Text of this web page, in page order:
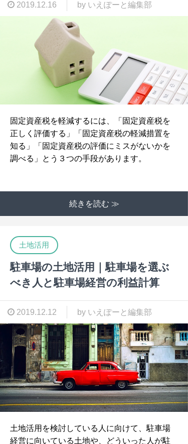
2019.12.16 by いえぽーと編集部
固定資産税を軽減するには、「固定資産税を
正しく評価する」「固定資産税の軽減措置を
知る」「固定資産税の評価にミスがないかを
調べる」とう３つの手段があります。
続きを読む ≫
土地活用
駐車場の土地活用｜駐車場を選ぶ
べき人と駐車場経営の利益計算
2019.12.12 by いえぽーと編集部
土地活用を検討している人に向けて、駐車場
経営に向いている土地や、どういった人が駐